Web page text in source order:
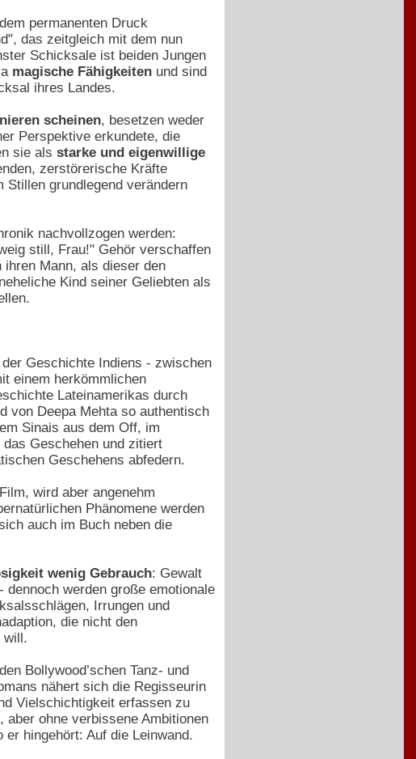
permanenten Druck
das zeitgleich mit dem nun
Schicksale ist beiden Jungen
magische Fähigkeiten und sind
ihres Landes.
scheinen, besetzen weder
Perspektive erkundete, die
sie als starke und eigenwillige
zerstörerische Kräfte
grundlegend verändern
nachvollzogen werden:
still, Frau!" Gehör verschaffen
ihren Mann, als dieser den
Kind seiner Geliebten als
Geschichte Indiens - zwischen
einem herkömmlichen
Lateinamerikas durch
von Deepa Mehta so authentisch
Sinais aus dem Off, im
Geschehen und zitiert
Geschehens abfedern.
wird aber angenehm
Phänomene werden
auch im Buch neben die
wenig Gebrauch: Gewalt
dennoch werden große emotionale
Irrungen und
die nicht den
will.
Bollywood’schen Tanz- und
nähert sich die Regisseurin
Vielschichtigkeit erfassen zu
ohne verbissene Ambitionen
hingehört: Auf die Leinwand.